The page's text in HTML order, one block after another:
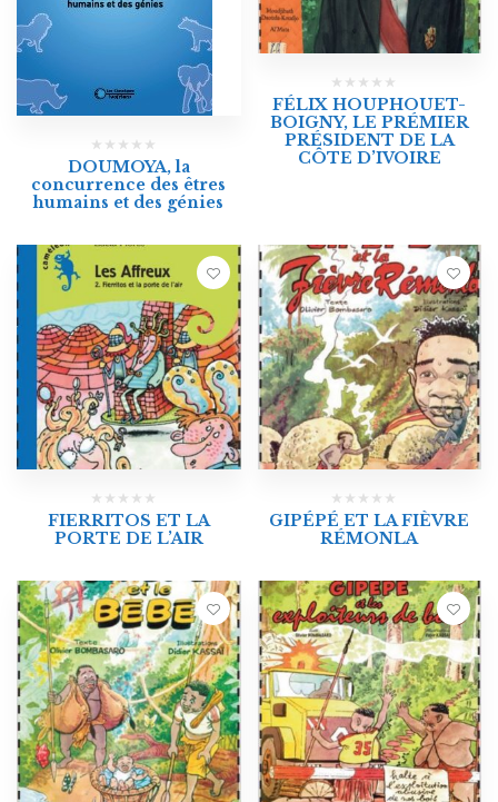
DOUMOYA, la
concurrence des êtres
humains et des génies
FÉLIX HOUPHOUET-
BOIGNY, LE PRÉMIER
PRÉSIDENT DE LA
CÔTE D’IVOIRE
FIERRITOS ET LA
PORTE DE L’AIR
GIPÉPÉ ET LA FIÈVRE
RÉMONLA